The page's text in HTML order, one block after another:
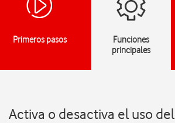
Primeros pasos
Funciones
principales
Activa o desactiva el uso del